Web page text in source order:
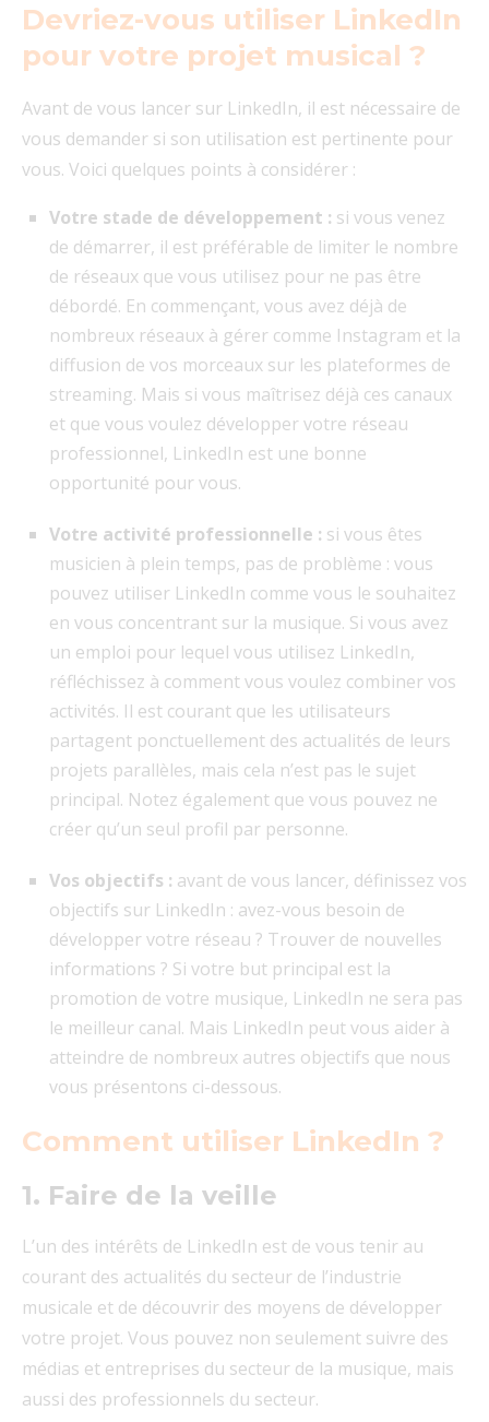
Devriez-vous utiliser LinkedIn
pour votre projet musical ?
Avant de vous lancer sur LinkedIn, il est nécessaire de
vous demander si son utilisation est pertinente pour
vous. Voici quelques points à considérer :
Votre stade de développement : si vous venez
de démarrer, il est préférable de limiter le nombre
de réseaux que vous utilisez pour ne pas être
débordé. En commençant, vous avez déjà de
nombreux réseaux à gérer comme Instagram et la
diffusion de vos morceaux sur les plateformes de
streaming. Mais si vous maîtrisez déjà ces canaux
et que vous voulez développer votre réseau
professionnel, LinkedIn est une bonne
opportunité pour vous.
Votre activité professionnelle : si vous êtes
musicien à plein temps, pas de problème : vous
pouvez utiliser LinkedIn comme vous le souhaitez
en vous concentrant sur la musique. Si vous avez
un emploi pour lequel vous utilisez LinkedIn,
réfléchissez à comment vous voulez combiner vos
activités. Il est courant que les utilisateurs
partagent ponctuellement des actualités de leurs
projets parallèles, mais cela n’est pas le sujet
principal. Notez également que vous pouvez ne
créer qu’un seul profil par personne.
Vos objectifs : avant de vous lancer, définissez vos
objectifs sur LinkedIn : avez-vous besoin de
développer votre réseau ? Trouver de nouvelles
informations ? Si votre but principal est la
promotion de votre musique, LinkedIn ne sera pas
le meilleur canal. Mais LinkedIn peut vous aider à
atteindre de nombreux autres objectifs que nous
vous présentons ci-dessous.
Comment utiliser LinkedIn ?
1. Faire de la veille
L’un des intérêts de LinkedIn est de vous tenir au
courant des actualités du secteur de l’industrie
musicale et de découvrir des moyens de développer
votre projet. Vous pouvez non seulement suivre des
médias et entreprises du secteur de la musique, mais
aussi des professionnels du secteur.